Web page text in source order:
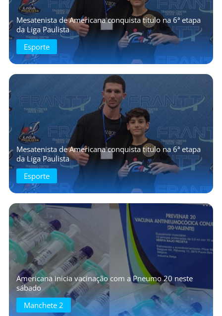
Mesatenista de Americana conquista título na 6ª etapa
da Liga Paulista
Esporte
Mesatenista de Americana conquista título na 6ª etapa
da Liga Paulista
Esporte
Americana inicia vacinação com a Pneumo 20 neste
sábado
Manchete 2